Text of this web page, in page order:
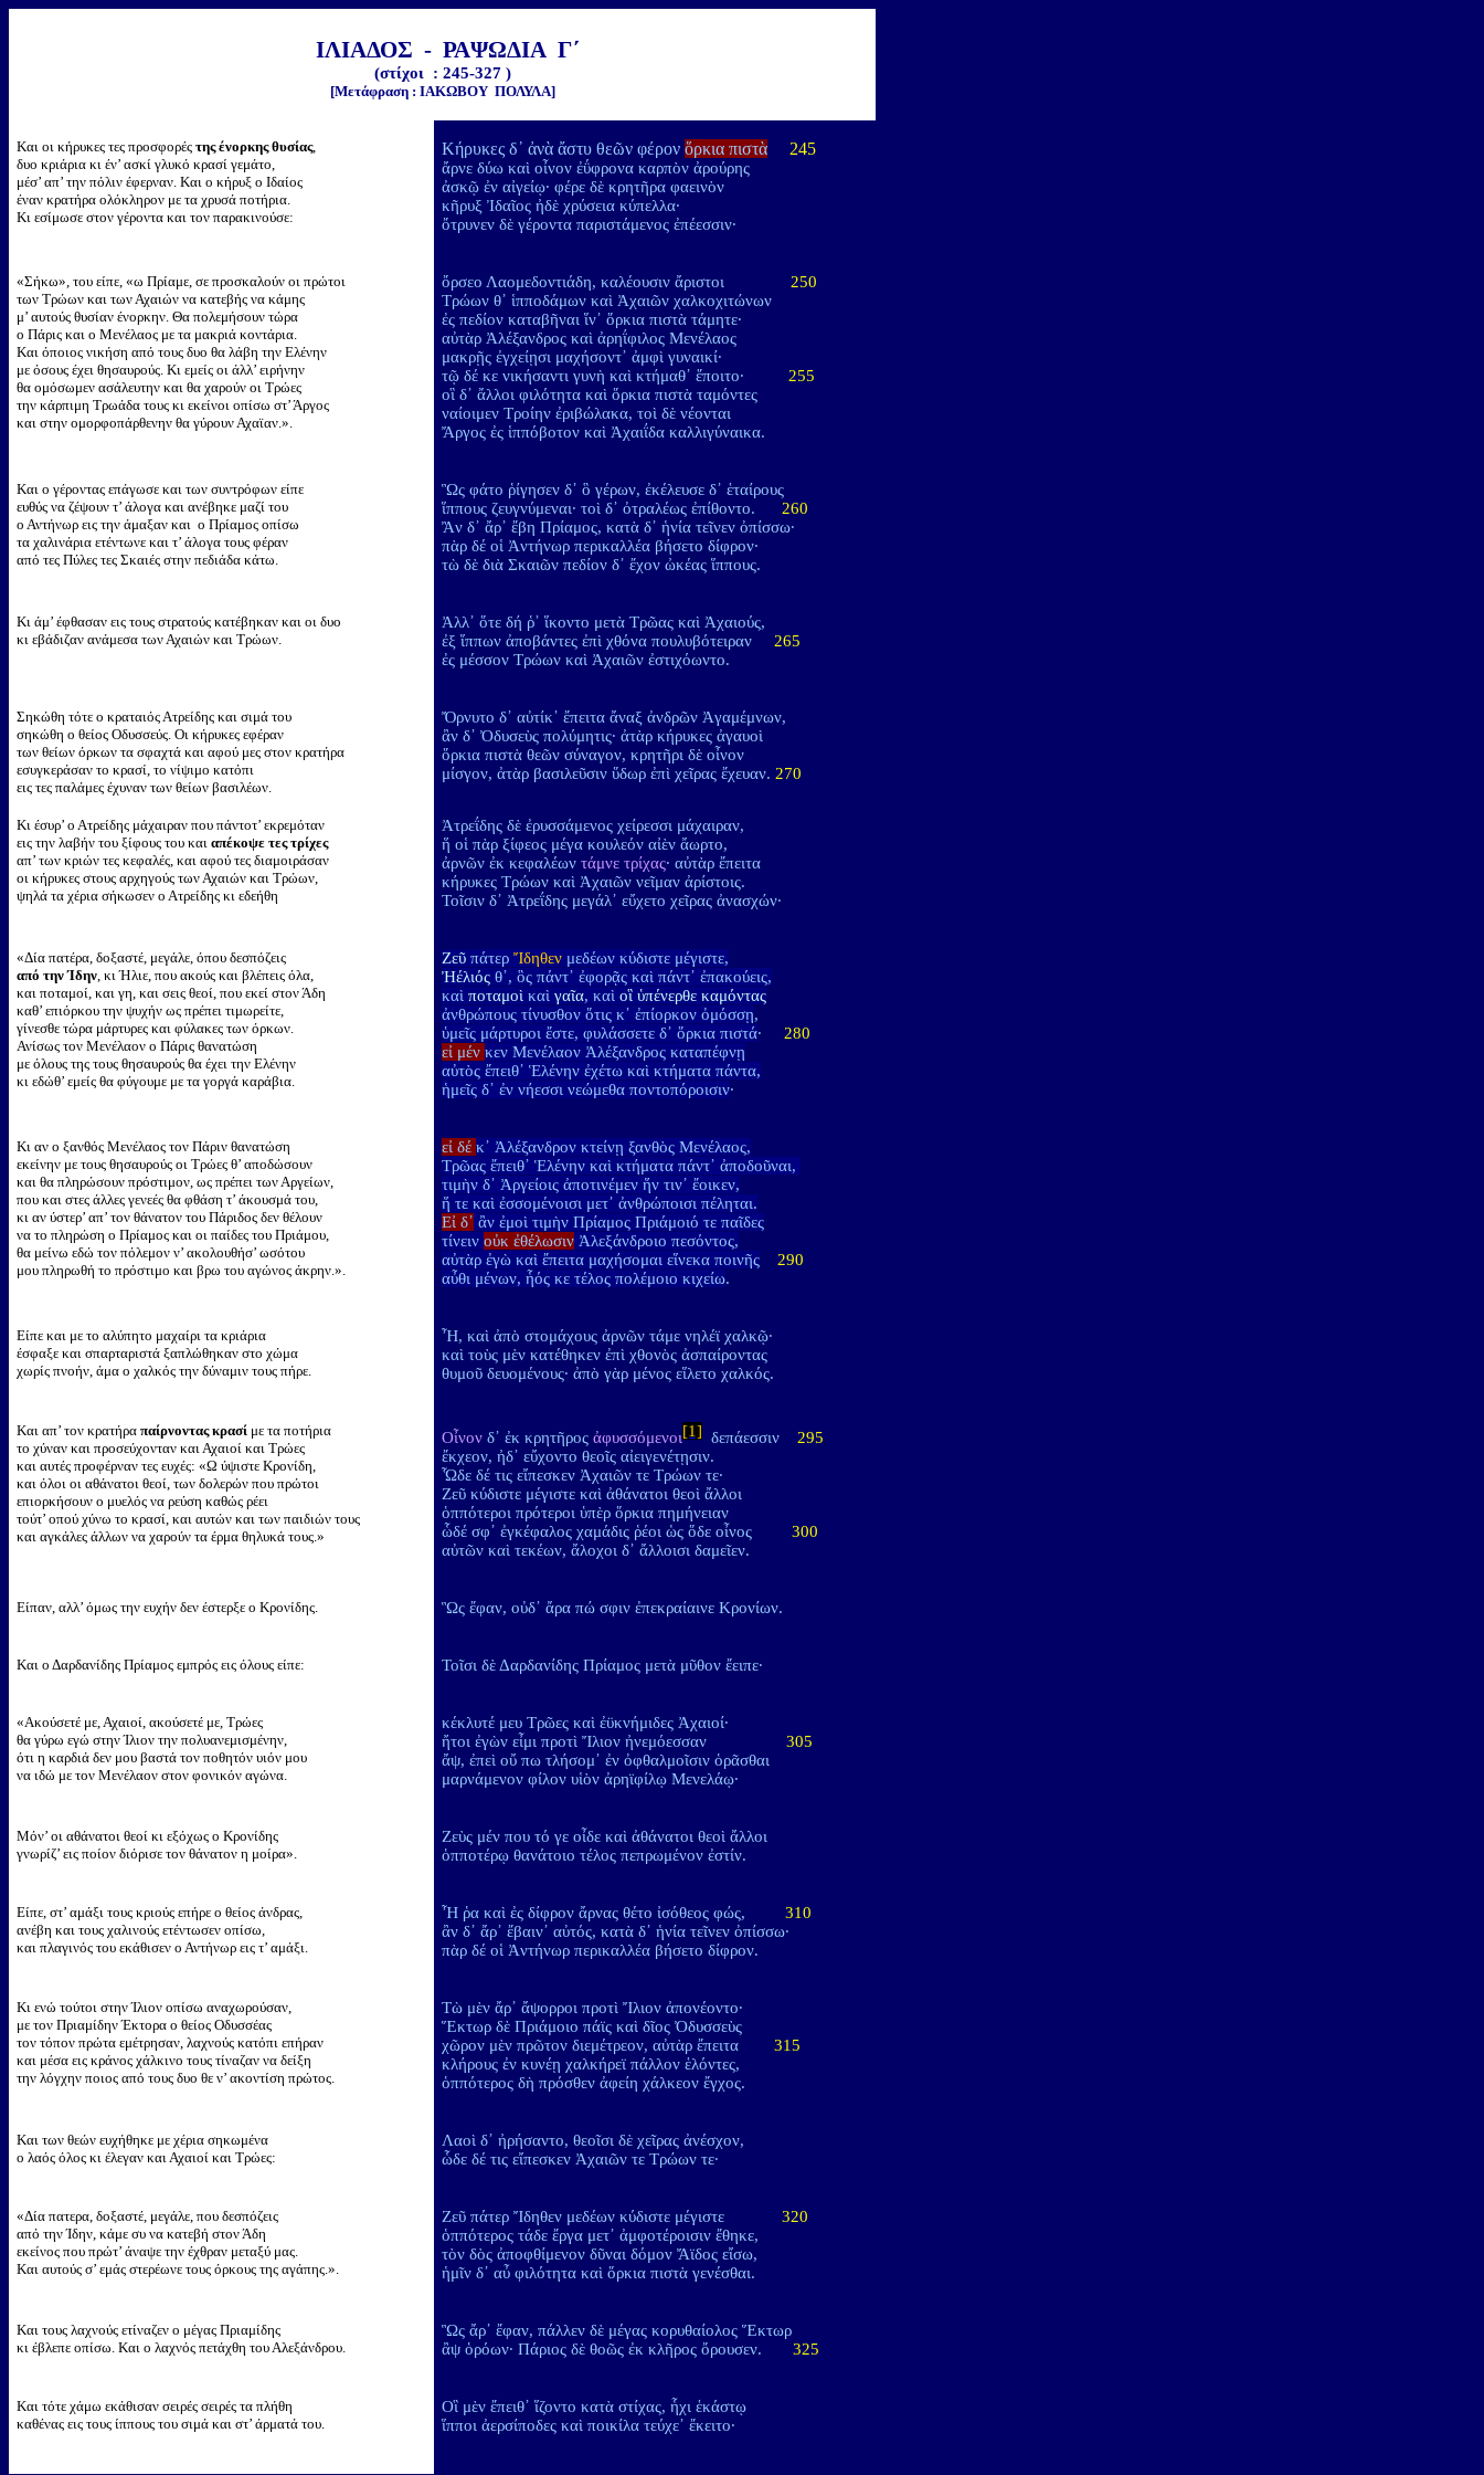
ΙΛΙΑΔΟΣ - ΡΑΨΩΔΙΑ Γ΄
(στίχοι : 245-327 )
[Μετάφραση : ΙΑΚΩΒΟΥ ΠΟΛΥΛΑ]
Και οι κήρυκες τες προσφορέςτης ένορκης θυσίας,
δυο κριάρια κι έν’ ασκί γλυκό κρασί γεμάτο,
μέσ’ απ’ την πόλιν έφερναν. Και ο κήρυξ ο Ιδαίος
έναν κρατήρα ολόκληρον με τα χρυσά ποτήρια.
Κι εσίμωσε στον γέροντα και τον παρακινούσε:
Κήρυκες δ᾽ ἀνὰ ἄστυ θεῶν φέρονὅρκια πιστὰ 245
ἄρνε δύω καὶ οἶνον ἐΰφρονα καρπὸν ἀρούρης
ἀσκῷ ἐν αἰγείῳ· φέρε δὲ κρητῆρα φαεινὸν
κῆρυξ Ἰδαῖος ἠδὲ χρύσεια κύπελλα·
ὄτρυνεν δὲ γέροντα παριστάμενος ἐπέεσσιν·
«Σήκω», του είπε, «ω Πρίαμε, σε προσκαλούν οι πρώτοι
των Τρώων και των Αχαιών να κατεβής να κάμης
μ’ αυτούς θυσίαν ένορκην. Θα πολεμήσουν τώρα
ο Πάρις και ο Μενέλαος με τα μακριά κοντάρια.
Και όποιος νικήση από τους δυο θα λάβη την Ελένην
με όσους έχει θησαυρούς. Κι εμείς οι άλλ’ ειρήνην
θα ομόσωμεν ασάλευτην και θα χαρούν οι Τρώες
την κάρπιμη Τρωάδα τους κι εκείνοι οπίσω στ’ Άργος
και στην ομορφοπάρθενην θα γύρουν Αχαϊαν.».
ὄρσεο Λαομεδοντιάδη, καλέουσιν ἄριστοι 250
Τρώων θ᾽ ἱπποδάμων καὶ Ἀχαιῶν χαλκοχιτώνων
ἐς πεδίον καταβῆναι ἵν᾽ ὅρκια πιστὰ τάμητε·
αὐτὰρ Ἀλέξανδρος καὶ ἀρηΐφιλος Μενέλαος
μακρῇς ἐγχείῃσι μαχήσοντ᾽ ἀμφὶ γυναικί·
τῷ δέ κε νικήσαντι γυνὴ καὶ κτήμαθ᾽ ἕποιτο· 255
οἳ δ᾽ ἄλλοι φιλότητα καὶ ὅρκια πιστὰ ταμόντες
ναίοιμεν Τροίην ἐριβώλακα, τοὶ δὲ νέονται
Ἄργος ἐς ἱππόβοτον καὶ Ἀχαιΐδα καλλιγύναικα.
Και ο γέροντας επάγωσε και των συντρόφων είπε
ευθύς να ζέψουν τ’ άλογα και ανέβηκε μαζί του
ο Αντήνωρ εις την άμαξαν και ο Πρίαμος οπίσω
τα χαλινάρια ετέντωνε και τ’ άλογα τους φέραν
από τες Πύλες τες Σκαιές στην πεδιάδα κάτω.
Ὣς φάτο ῥίγησεν δ᾽ ὃ γέρων, ἐκέλευσε δ᾽ ἑταίρους
ἵππους ζευγνύμεναι· τοὶ δ᾽ ὀτραλέως ἐπίθοντο. 260
Ἂν δ᾽ ἄρ᾽ ἔβη Πρίαμος, κατὰ δ᾽ ἡνία τεῖνεν ὀπίσσω·
πὰρ δέ οἱ Ἀντήνωρ περικαλλέα βήσετο δίφρον·
τὼ δὲ διὰ Σκαιῶν πεδίον δ᾽ ἔχον ὠκέας ἵππους.
Κι άμ’ έφθασαν εις τους στρατούς κατέβηκαν και οι δυο
κι εβάδιζαν ανάμεσα των Αχαιών και Τρώων.
Ἀλλ᾽ ὅτε δή ῥ᾽ ἵκοντο μετὰ Τρῶας καὶ Ἀχαιούς,
ἐξ ἵππων ἀποβάντες ἐπὶ χθόνα πουλυβότειραν 265
ἐς μέσσον Τρώων καὶ Ἀχαιῶν ἐστιχόωντο.
Σηκώθη τότε ο κραταιός Ατρείδης και σιμά του
σηκώθη ο θείος Οδυσσεύς. Οι κήρυκες εφέραν
των θείων όρκων τα σφαχτά και αφού μες στον κρατήρα
εσυγκεράσαν το κρασί, το νίψιμο κατόπι
εις τες παλάμες έχυναν των θείων βασιλέων.
Ὄρνυτο δ᾽ αὐτίκ᾽ ἔπειτα ἄναξ ἀνδρῶν Ἀγαμέμνων,
ἂν δ᾽ Ὀδυσεὺς πολύμητις· ἀτὰρ κήρυκες ἀγαυοὶ
ὅρκια πιστὰ θεῶν σύναγον, κρητῆρι δὲ οἶνον
μίσγον, ἀτὰρ βασιλεῦσιν ὕδωρ ἐπὶ χεῖρας ἔχευαν. 270
Κι έσυρ’ ο Ατρείδης μάχαιραν που πάντοτ’ εκρεμόταν
εις την λαβήν του ξίφους του καιαπέκοψε τες τρίχες
απ’ των κριών τες κεφαλές, και αφού τες διαμοιράσαν
οι κήρυκες στους αρχηγούς των Αχαιών και Τρώων,
ψηλά τα χέρια σήκωσεν ο Ατρείδης κι εδεήθη
Ἀτρεΐδης δὲ ἐρυσσάμενος χείρεσσι μάχαιραν,
ἥ οἱ πὰρ ξίφεος μέγα κουλεόν αἰὲν ἄωρτο,
ἀρνῶν ἐκ κεφαλέωντάμνε τρίχας· αὐτὰρ ἔπειτα
κήρυκες Τρώων καὶ Ἀχαιῶν νεῖμαν ἀρίστοις.
Τοῖσιν δ᾽ Ἀτρεΐδης μεγάλ᾽ εὔχετο χεῖρας ἀνασχών·
«Δία πατέρα, δοξαστέ, μεγάλε, όπου δεσπόζεις
από την Ίδην, κι Ήλιε, που ακούς και βλέπεις όλα,
και ποταμοί, και γη, και σεις θεοί, που εκεί στον Άδη
καθ’ επιόρκου την ψυχήν ως πρέπει τιμωρείτε,
γίνεσθε τώρα μάρτυρες και φύλακες των όρκων.
Ανίσως τον Μενέλαον ο Πάρις θανατώση
με όλους της τους θησαυρούς θα έχει την Ελένην
κι εδώθ’ εμείς θα φύγουμε με τα γοργά καράβια.
Ζεῦ πάτερἼδηθεν μεδέων κύδιστε μέγιστε,
Ἠέλιός θ᾽, ὃς πάντ᾽ ἐφορᾷς καὶ πάντ᾽ ἐπακούεις,
καὶποταμοὶ καὶγαῖα, καὶοἳ ὑπένερθε καμόντας
ἀνθρώπους τίνυσθον ὅτις κ᾽ ἐπίορκον ὀμόσσῃ,
ὑμεῖς μάρτυροι ἔστε, φυλάσσετε δ᾽ ὅρκια πιστά· 280
εἰ μένκεν Μενέλαον Ἀλέξανδρος καταπέφνῃ
αὐτὸς ἔπειθ᾽ Ἑλένην ἐχέτω καὶ κτήματα πάντα,
ἡμεῖς δ᾽ ἐν νήεσσι νεώμεθα ποντοπόροισιν·
Κι αν ο ξανθός Μενέλαος τον Πάριν θανατώση
εκείνην με τους θησαυρούς οι Τρώες θ’ αποδώσουν
και θα πληρώσουν πρόστιμον, ως πρέπει των Αργείων,
που και στες άλλες γενεές θα φθάση τ’ άκουσμά του,
κι αν ύστερ’ απ’ τον θάνατον του Πάριδος δεν θέλουν
να το πληρώση ο Πρίαμος και οι παίδες του Πριάμου,
θα μείνω εδώ τον πόλεμον ν’ ακολουθήσ’ ωσότου
μου πληρωθή το πρόστιμο και βρω του αγώνος άκρην.».
εἰ δέκ᾽ Ἀλέξανδρον κτείνῃ ξανθὸς Μενέλαος,
Τρῶας ἔπειθ᾽ Ἑλένην καὶ κτήματα πάντ᾽ ἀποδοῦναι,
τιμὴν δ᾽ Ἀργείοις ἀποτινέμεν ἥν τιν᾽ ἔοικεν,
ἥ τε καὶ ἐσσομένοισι μετ᾽ ἀνθρώποισι πέληται.
Εἰ δ᾽ ἂν ἐμοὶ τιμὴν Πρίαμος Πριάμοιό τε παῖδες
τίνεινοὐκ ἐθέλωσιν Ἀλεξάνδροιο πεσόντος,
αὐτὰρ ἐγὼ καὶ ἔπειτα μαχήσομαι εἵνεκα ποινῆς
290
αὖθι μένων, ἧός κε τέλος πολέμοιο κιχείω.
Είπε και με το αλύπητο μαχαίρι τα κριάρια
έσφαξε και σπαρταριστά ξαπλώθηκαν στο χώμα
χωρίς πνοήν, άμα ο χαλκός την δύναμιν τους πήρε.
Ἦ, καὶ ἀπὸ στομάχους ἀρνῶν τάμε νηλέϊ χαλκῷ·
καὶ τοὺς μὲν κατέθηκεν ἐπὶ χθονὸς ἀσπαίροντας
θυμοῦ δευομένους· ἀπὸ γὰρ μένος εἵλετο χαλκός.
Και απ’ τον κρατήραπαίρνοντας κρασί με τα ποτήρια
το χύναν και προσεύχονταν και Αχαιοί και Τρώες
και αυτές προφέρναν τες ευχές: «Ω ύψιστε Κρονίδη,
και όλοι οι αθάνατοι θεοί, των δολερών που πρώτοι
επιορκήσουν ο μυελός να ρεύση καθώς ρέει
τούτ’ οπού χύνω το κρασί, και αυτών και των παιδιών τους
και αγκάλες άλλων να χαρούν τα έρμα θηλυκά τους.»
Οἶνον δ᾽ ἐκ κρητῆροςἀφυσσόμενοι[1]δεπάεσσιν 295
ἔκχεον, ἠδ᾽ εὔχοντο θεοῖς αἰειγενέτῃσιν.
Ὧδε δέ τις εἴπεσκεν Ἀχαιῶν τε Τρώων τε·
Ζεῦ κύδιστε μέγιστε καὶ ἀθάνατοι θεοὶ ἄλλοι
ὁππότεροι πρότεροι ὑπὲρ ὅρκια πημήνειαν
ὧδέ σφ᾽ ἐγκέφαλος χαμάδις ῥέοι ὡς ὅδε οἶνος300
αὐτῶν καὶ τεκέων, ἄλοχοι δ᾽ ἄλλοισι δαμεῖεν.
Είπαν, αλλ’ όμως την ευχήν δεν έστερξε ο Κρονίδης. Ὣς ἔφαν, οὐδ᾽ ἄρα πώ σφιν ἐπεκραίαινε Κρονίων.
Και ο Δαρδανίδης Πρίαμος εμπρός εις όλους είπε: Τοῖσι δὲ Δαρδανίδης Πρίαμος μετὰ μῦθον ἔειπε·
«Ακούσετέ με, Αχαιοί, ακούσετέ με, Τρώες
θα γύρω εγώ στην Ίλιον την πολυανεμισμένην,
ότι η καρδιά δεν μου βαστά τον ποθητόν υιόν μου
να ιδώ με τον Μενέλαον στον φονικόν αγώνα.
κέκλυτέ μευ Τρῶες καὶ ἐϋκνήμιδες Ἀχαιοί·
ἤτοι ἐγὼν εἶμι προτὶ Ἴλιον ἠνεμόεσσαν305
ἄψ, ἐπεὶ οὔ πω τλήσομ᾽ ἐν ὀφθαλμοῖσιν ὁρᾶσθαι
μαρνάμενον φίλον υἱὸν ἀρηϊφίλῳ Μενελάῳ·
Μόν’ οι αθάνατοι θεοί κι εξόχως ο Κρονίδης
γνωρίζ’ εις ποίον διόρισε τον θάνατον η μοίρα».
Ζεὺς μέν που τό γε οἶδε καὶ ἀθάνατοι θεοὶ ἄλλοι
ὁπποτέρῳ θανάτοιο τέλος πεπρωμένον ἐστίν.
Είπε, στ’ αμάξι τους κριούς επήρε ο θείος άνδρας,
ανέβη και τους χαλινούς ετέντωσεν οπίσω,
και πλαγινός του εκάθισεν ο Αντήνωρ εις τ’ αμάξι.
Ἦ ῥα καὶ ἐς δίφρον ἄρνας θέτο ἰσόθεος φώς,310
ἂν δ᾽ ἄρ᾽ ἔβαιν᾽ αὐτός, κατὰ δ᾽ ἡνία τεῖνεν ὀπίσσω·
πὰρ δέ οἱ Ἀντήνωρ περικαλλέα βήσετο δίφρον.
Κι ενώ τούτοι στην Ίλιον οπίσω αναχωρούσαν,
με τον Πριαμίδην Έκτορα ο θείος Οδυσσέας
τον τόπον πρώτα εμέτρησαν, λαχνούς κατόπι επήραν
και μέσα εις κράνος χάλκινο τους τίναζαν να δείξη
την λόγχην ποιος από τους δυο θε ν’ ακοντίση πρώτος.
Τὼ μὲν ἄρ᾽ ἄψορροι προτὶ Ἴλιον ἀπονέοντο·
Ἕκτωρ δὲ Πριάμοιο πάϊς καὶ δῖος Ὀδυσσεὺς
χῶρον μὲν πρῶτον διεμέτρεον, αὐτὰρ ἔπειτα315
κλήρους ἐν κυνέῃ χαλκήρεϊ πάλλον ἑλόντες,
ὁππότερος δὴ πρόσθεν ἀφείη χάλκεον ἔγχος.
Και των θεών ευχήθηκε με χέρια σηκωμένα
ο λαός όλος κι έλεγαν και Αχαιοί και Τρώες:
Λαοὶ δ᾽ ἠρήσαντο, θεοῖσι δὲ χεῖρας ἀνέσχον,
ὧδε δέ τις εἴπεσκεν Ἀχαιῶν τε Τρώων τε·
«Δία πατερα, δοξαστέ, μεγάλε, που δεσπόζεις
από την Ίδην, κάμε συ να κατεβή στον Άδη
εκείνος που πρώτ’ άναψε την έχθραν μεταξύ μας.
Και αυτούς σ’ εμάς στερέωνε τους όρκους της αγάπης.».
Ζεῦ πάτερ Ἴδηθεν μεδέων κύδιστε μέγιστε320
ὁππότερος τάδε ἔργα μετ᾽ ἀμφοτέροισιν ἔθηκε,
τὸν δὸς ἀποφθίμενον δῦναι δόμον Ἄϊδος εἴσω,
ἡμῖν δ᾽ αὖ φιλότητα καὶ ὅρκια πιστὰ γενέσθαι.
Και τους λαχνούς ετίναζεν ο μέγας Πριαμίδης
κι έβλεπε οπίσω. Και ο λαχνός πετάχθη του Αλεξάνδρου.
Ὣς ἄρ᾽ ἔφαν, πάλλεν δὲ μέγας κορυθαίολος Ἕκτωρ
ἂψ ὁρόων· Πάριος δὲ θοῶς ἐκ κλῆρος ὄρουσεν.325
Και τότε χάμω εκάθισαν σειρές σειρές τα πλήθη
καθένας εις τους ίππους του σιμά και στ’ άρματά του.
Οἳ μὲν ἔπειθ᾽ ἵζοντο κατὰ στίχας, ἧχι ἑκάστῳ
ἵπποι ἀερσίποδες καὶ ποικίλα τεύχε᾽ ἔκειτο·